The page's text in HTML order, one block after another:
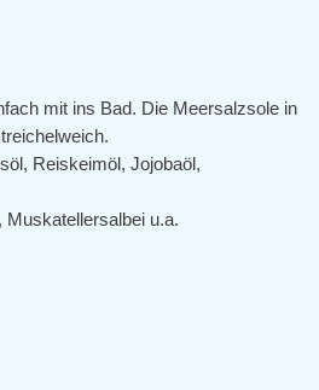
mit ins Bad. Die Meersalzsole in
Reiskeimöl, Jojobaöl,
u.a.